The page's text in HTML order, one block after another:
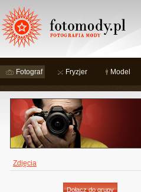
Fotograf Fryzjer Model
Zdjęcia